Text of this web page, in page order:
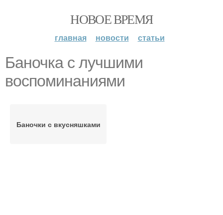
НОВОЕ ВРЕМЯ
главная новости статьи
Баночка с лучшими
воспоминаниями
Баночки с вкусняшками